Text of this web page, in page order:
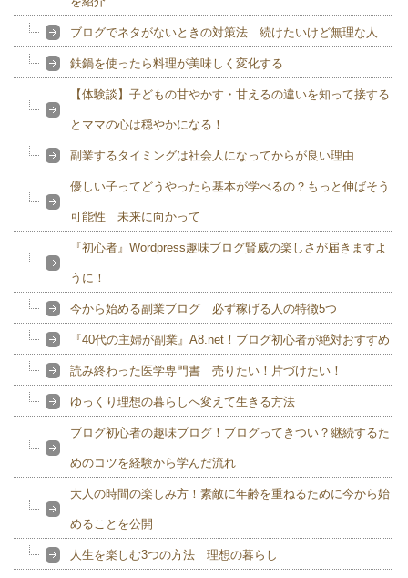
ブログでネタがないときの対策法 続けたいけど無理な人
鉄鍋を使ったら料理が美味しく変化する
【体験談】子どもの甘やかす・甘えるの違いを知って接する
とママの心は穏やかになる！
副業するタイミングは社会人になってからが良い理由
優しい子ってどうやったら基本が学べるの？もっと伸ばそう
可能性 未来に向かって
『初心者』Wordpress趣味ブログ賢威の楽しさが届きますよ
うに！
今から始める副業ブログ 必ず稼げる人の特徴5つ
『40代の主婦が副業』A8.net！ブログ初心者が絶対おすすめ
読み終わった医学専門書 売りたい！片づけたい！
ゆっくり理想の暮らしへ変えて生きる方法
ブログ初心者の趣味ブログ！ブログってきつい？継続するた
めのコツを経験から学んだ流れ
大人の時間の楽しみ方！素敵に年齢を重ねるために今から始
めることを公開
人生を楽しむ3つの方法 理想の暮らし